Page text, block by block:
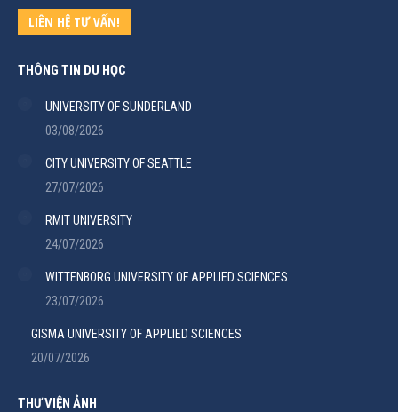
LIÊN HỆ TƯ VẤN!
THÔNG TIN DU HỌC
UNIVERSITY OF SUNDERLAND
03/08/2026
CITY UNIVERSITY OF SEATTLE
27/07/2026
RMIT UNIVERSITY
24/07/2026
WITTENBORG UNIVERSITY OF APPLIED SCIENCES
23/07/2026
GISMA UNIVERSITY OF APPLIED SCIENCES
20/07/2026
THƯ VIỆN ẢNH